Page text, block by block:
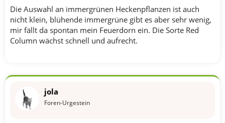
Die Auswahl an immergrünen Heckenpflanzen ist auch
nicht klein, blühende immergrüne gibt es aber sehr wenig,
mir fällt da spontan mein Feuerdorn ein. Die Sorte Red
Column wächst schnell und aufrecht.
jola
Foren-Urgestein